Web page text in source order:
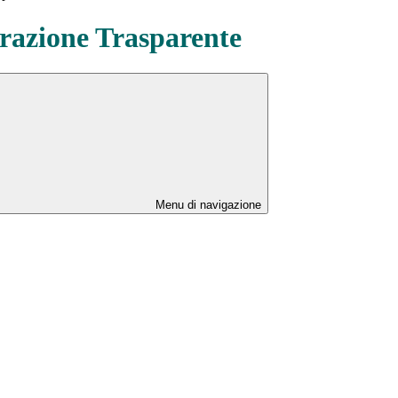
Trasparente
Menu di navigazione